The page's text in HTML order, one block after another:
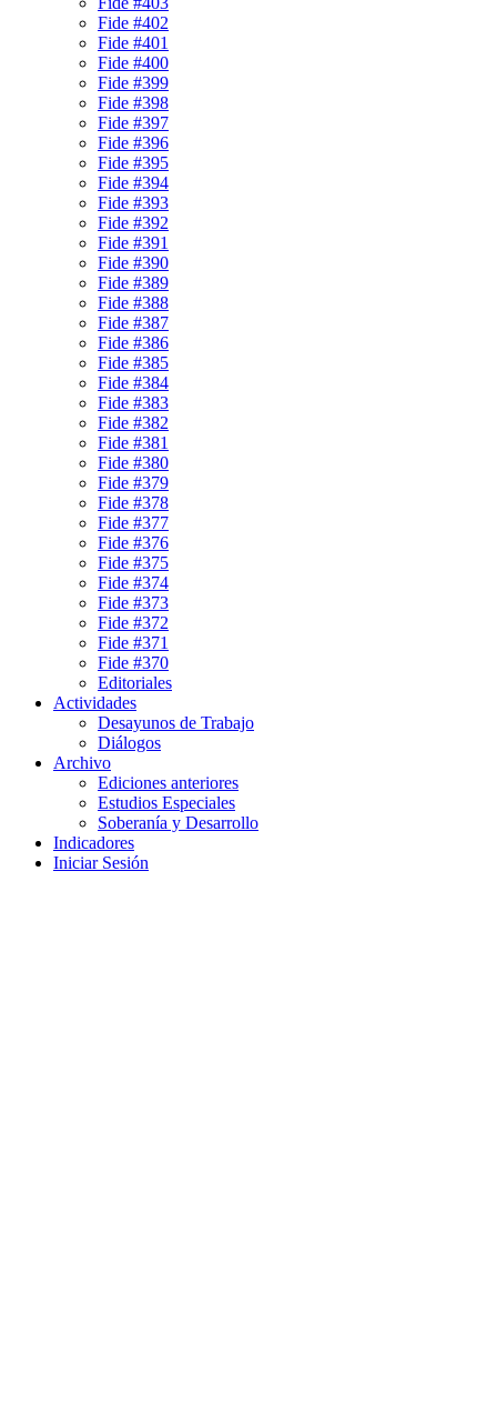
Fide #402
Fide #401
Fide #400
Fide #399
Fide #398
Fide #397
Fide #396
Fide #395
Fide #394
Fide #393
Fide #392
Fide #391
Fide #390
Fide #389
Fide #388
Fide #387
Fide #386
Fide #385
Fide #384
Fide #383
Fide #382
Fide #381
Fide #380
Fide #379
Fide #378
Fide #377
Fide #376
Fide #375
Fide #374
Fide #373
Fide #372
Fide #371
Fide #370
Editoriales
Actividades
Desayunos de Trabajo
Diálogos
Archivo
Ediciones anteriores
Estudios Especiales
Soberanía y Desarrollo
Indicadores
Iniciar Sesión